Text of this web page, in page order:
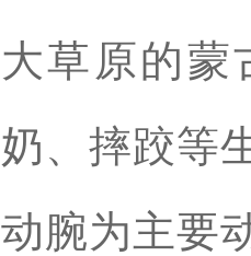
大草原的蒙
奶、摔跤等
动腕为主要